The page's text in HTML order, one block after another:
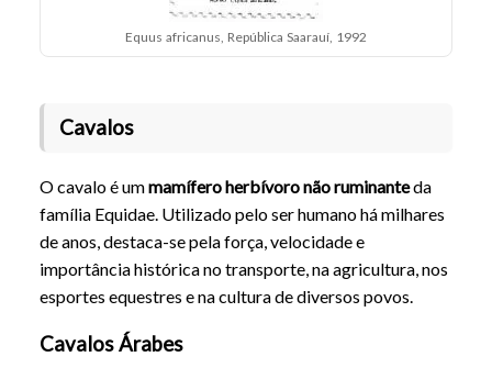
Equus africanus, República Saarauí, 1992
Cavalos
O cavalo é ummamífero herbívoro não ruminanteda
família Equidae. Utilizado pelo ser humano há milhares
de anos, destaca-se pela força, velocidade e
importância histórica no transporte, na agricultura, nos
esportes equestres e na cultura de diversos povos.
Cavalos Árabes